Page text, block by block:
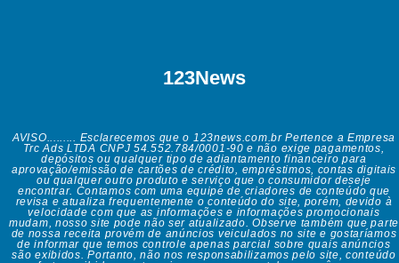
123News
AVISO......... Esclarecemos que o 123news.com.br Pertence a Empresa
Trc Ads LTDA CNPJ 54.552.784/0001-90 e não exige pagamentos,
depósitos ou qualquer tipo de adiantamento financeiro para
aprovação/emissão de cartões de crédito, empréstimos, contas digitais
ou qualquer outro produto e serviço que o consumidor deseje
encontrar. Contamos com uma equipe de criadores de conteúdo que
revisa e atualiza frequentemente o conteúdo do site, porém, devido à
velocidade com que as informações e informações promocionais
mudam, nosso site pode não ser atualizado. Observe também que parte
de nossa receita provém de anúncios veiculados no site e gostaríamos
de informar que temos controle apenas parcial sobre quais anúncios
são exibidos. Portanto, não nos responsabilizamos pelo site, conteúdo